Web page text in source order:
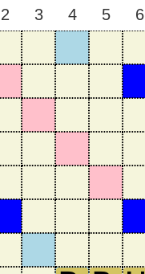
2 3 4 5 6